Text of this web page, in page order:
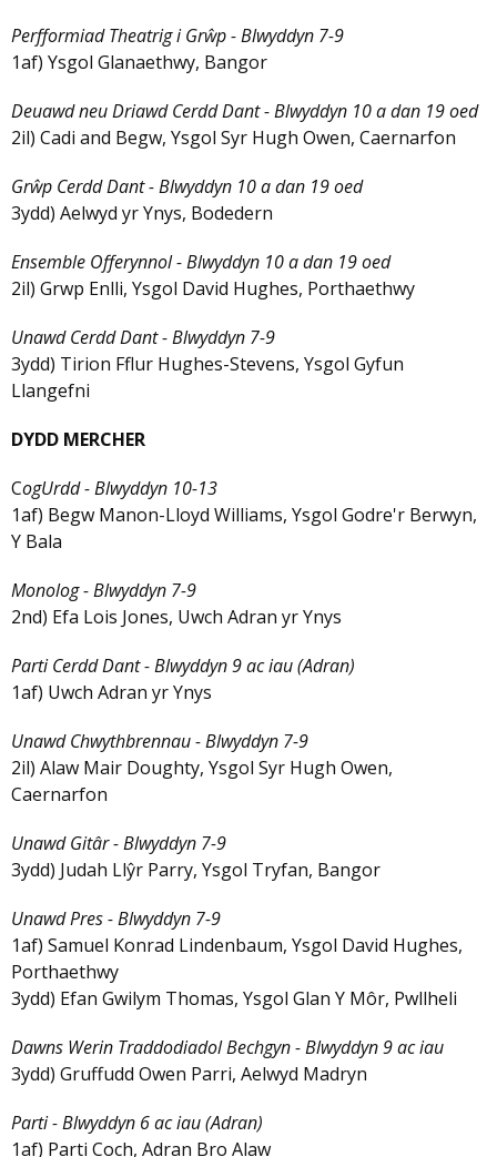
Perfformiad Theatrig i Grŵp - Blwyddyn 7-9
1af) Ysgol Glanaethwy, Bangor
Deuawd neu Driawd Cerdd Dant - Blwyddyn 10 a dan 19 oed
2il) Cadi and Begw, Ysgol Syr Hugh Owen, Caernarfon
Grŵp Cerdd Dant- Blwyddyn 10 a dan 19 oed
3ydd) Aelwyd yr Ynys, Bodedern
Ensemble Offerynnol - Blwyddyn 10 a dan 19 oed
2il) Grwp Enlli, Ysgol David Hughes, Porthaethwy
Unawd Cerdd Dant - Blwyddyn 7-9
3ydd) Tirion Fflur Hughes-Stevens, Ysgol Gyfun
Llangefni
DYDD MERCHER
CogUrdd - Blwyddyn 10-13
1af) Begw Manon-Lloyd Williams, Ysgol Godre'r Berwyn,
Y Bala
Monolog - Blwyddyn 7-9
2nd) Efa Lois Jones, Uwch Adran yr Ynys
Parti Cerdd Dant - Blwyddyn 9 ac iau (Adran)
1af) Uwch Adran yr Ynys
Unawd Chwythbrennau - Blwyddyn 7-9
2il) Alaw Mair Doughty, Ysgol Syr Hugh Owen,
Caernarfon
Unawd Gitâr - Blwyddyn 7-9
3ydd) Judah Llŷr Parry, Ysgol Tryfan, Bangor
Unawd Pres - Blwyddyn 7-9
1af) Samuel Konrad Lindenbaum, Ysgol David Hughes,
Porthaethwy
3ydd) Efan Gwilym Thomas, Ysgol Glan Y Môr, Pwllheli
Dawns Werin Traddodiadol Bechgyn - Blwyddyn 9 ac iau
3ydd) Gruffudd Owen Parri, Aelwyd Madryn
Parti - Blwyddyn 6 ac iau (Adran)
1af) Parti Coch, Adran Bro Alaw